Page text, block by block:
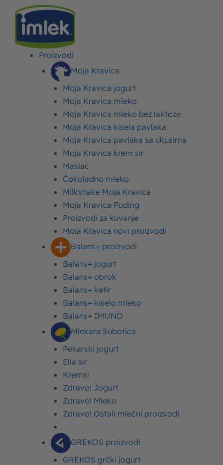
Proizvodi
Moja Kravica
Moja Kravica jogurt
Moja Kravica mleko
Moja Kravica mleko bez laktoze
Moja Kravica kisela pavlaka
Moja Kravica pavlaka sa ukusima
Moja Kravica krem sir
Maslac
Čokoladno mleko
Milkshake Moja Kravica
Moja Kravica Puding
Proizvodi za kuvanje
Moja Kravica novi proizvodi
Balans+ proizvodi
Balans+ jogurt
Balans+ obrok
Balans+ kefir
Balans+ kiselo mleko
Balans+ IMUNO
Mlekara Subotica
Pekarski jogurt
Ella sir
Kremsi
Zdravo! Jogurt
Zdravo! Mleko
Zdravo! Ostali mlečni proizvodi
GREKOS proizvodi
GREKOS grčki jogurt
>NAGRADNE IGRE
Osvoji Moja Kravica
frižider torbu
05. jun 2026. Ažurirano: 05. jun 2026. Autor:
Nagradni konkurs„Osvoji Moja Kravica frižider
počinje 05.06.2026. godine u 12:00 časova i
završava se 08.06.2026. godine u 20:00 časova.
Dobitnike ćemo objaviti najkasnije do 12.06.2026.
Više informacija o nagradnom konkursu možete
pročitati u pravilnikuovde.
Podelite ovaj tekst: